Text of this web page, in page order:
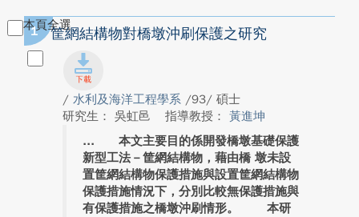
本頁全選
1 筐網結構物對橋墩沖刷保護之研究
/ 水利及海洋工程學系 /93/ 碩士
研究生： 吳虹邑
指導教授： 黃進坤
本文主要目的係開發橋墩基礎保護
新型工法－筐網結構物，藉由橋 墩未設
置筐網結構物保護措施與設置筐網結構物
保護措施情況下，分別比較無保護措施與
有保護措施之橋墩沖刷情形。 本研